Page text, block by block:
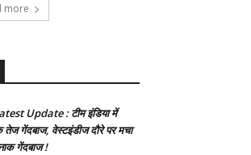
more
Update : टीम इंडिया में
गेंदबाज, वेस्टइंडीज दौरे पर मचा
गेंदबाज !